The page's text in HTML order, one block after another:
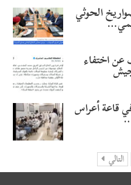
الحوثي
اختفاء
قاعة أعراس
التالي